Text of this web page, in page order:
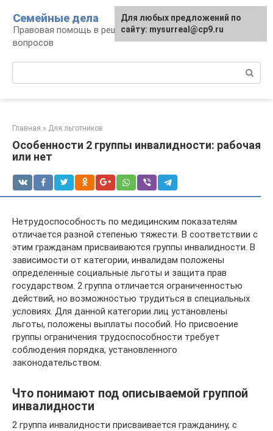
контенту
Семейные дела
Правовая помощь в решении семейных
вопросов
Главная » Для льготников
Особенности 2 группы инвалидности: рабочая
или нет
Нетрудоспособность по медицинским показателям
отличается разной степенью тяжести. В соответствии с
этим гражданам присваиваются группы инвалидности. В
зависимости от категории, инвалидам положены
определенные социальные льготы и защита прав
государством. 2 группа отличается ограниченностью
действий, но возможностью трудиться в специальных
условиях. Для данной категории лиц установлены
льготы, положены выплаты пособий. Но присвоение
группы ограничения трудоспособности требует
соблюдения порядка, установленного
законодательством.
Что понимают под описываемой группой
инвалидности
2 группа инвалидности присваивается гражданину, с
Для любых предложений по
сайту: mysurreal@cp9.ru